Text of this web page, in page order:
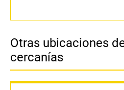
Otras ubicaciones
cercanías